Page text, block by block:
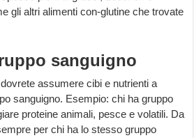
gli altri alimenti con-glutine che trovate
sanguigno
assumere cibi e nutrienti a
sanguigno. Esempio: chi ha gruppo
proteine animali, pesce e volatili. Da
per chi ha lo stesso gruppo